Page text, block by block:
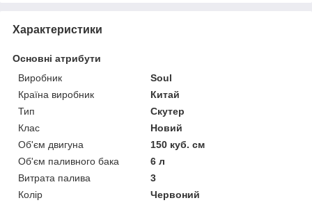
Характеристики
Основні атрибути
Виробник
Soul
Країна виробник
Китай
Тип
Скутер
Клас
Новий
Об'єм двигуна
150 куб. см
Об'єм паливного бака
6 л
Витрата палива
3
Колір
Червоний